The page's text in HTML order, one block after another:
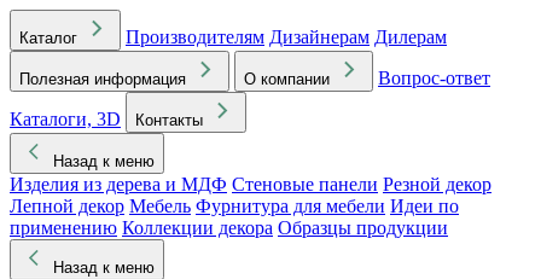
Каталог Производителям Дизайнерам Дилерам
Полезная информация О компании
Вопрос-ответ
Каталоги, 3D
Контакты
Назад к меню
Изделия из дерева и МДФ Стеновые панели Резной декор
Лепной декор Мебель Фурнитура для мебели Идеи по
применению Коллекции декора Образцы продукции
Назад к меню